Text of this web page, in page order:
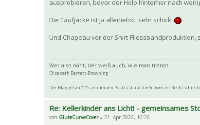
ausprobieren, bevor der Holo hinterher nach
Die Taufjacke ist ja allerliebst, sehr schick.
Und Chapeau vor der Shirt-
Wer also näht, der weiß auch, wie man trennt.
Elizabeth Barrett-Browning
Der Mangel an "ß"s in meinen Posts ist auf die Schweizer
Re: Kellerkinder ans Licht! - gemeinsames
von GluteCurveCover» 21. Apr 2026, 10:26